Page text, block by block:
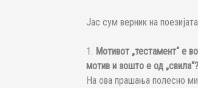
Јас сум верник на
1. Мотивот „тестамент“ е
мотив и зошто е од „свила“?
На ова прашања полесно